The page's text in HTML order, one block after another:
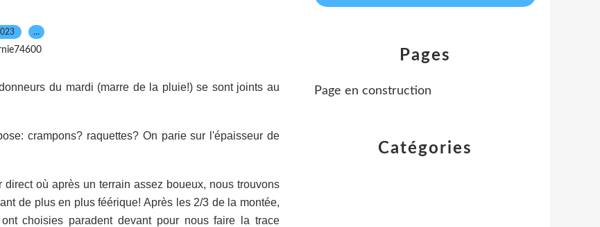
…
du mardi (marre de la pluie!) se sont joints au
crampons? raquettes? On parie sur l'épaisseur de
où après un terrain assez boueux, nous trouvons
de plus en plus féérique! Après les 2/3 de la montée,
choisies paradent devant pour nous faire la trace
Catégories
Pages
Page en construction